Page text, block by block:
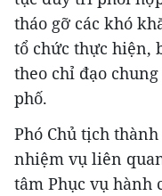
tháo gỡ các khó
tổ chức thực hiện,
theo chỉ đạo
phố.
Phó Chủ tịch
nhiệm vụ liên
tâm Phục vụ hành